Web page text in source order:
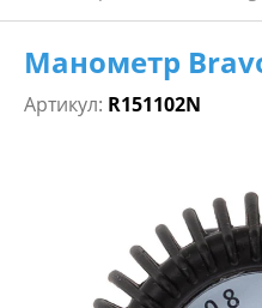
Манометр
Артикул: R151102N